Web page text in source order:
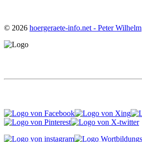
© 2026 hoergeraete-info.net - Peter Wilhelm